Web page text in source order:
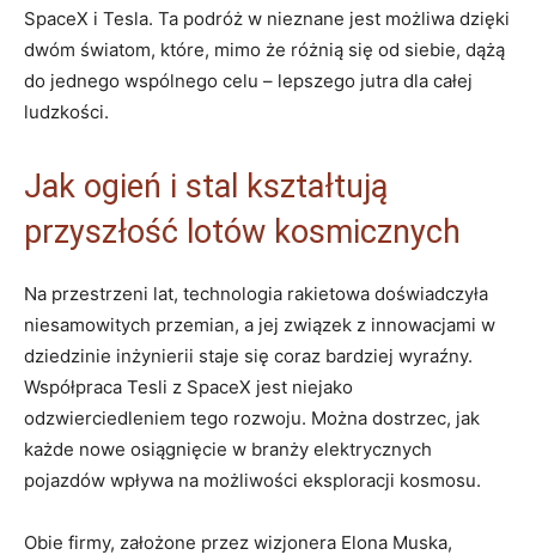
SpaceX i Tesla. Ta podróż w nieznane jest możliwa dzięki
dwóm światom, które, mimo że różnią się od siebie, dążą
do jednego wspólnego celu – lepszego jutra dla całej
ludzkości.
Jak ogień i stal kształtują
przyszłość lotów kosmicznych
Na przestrzeni lat, technologia rakietowa doświadczyła
niesamowitych przemian, a jej związek z innowacjami w
dziedzinie inżynierii staje się coraz bardziej wyraźny.
Współpraca Tesli z SpaceX jest niejako
odzwierciedleniem tego rozwoju. Można dostrzec, jak
każde nowe osiągnięcie w branży elektrycznych
pojazdów wpływa na możliwości eksploracji kosmosu.
Obie firmy, założone przez wizjonera Elona Muska,